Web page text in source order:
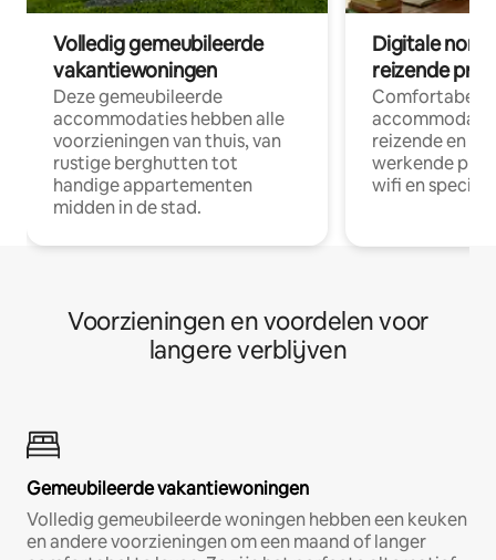
Volledig gemeubileerde
vakantiewoningen
Deze gemeubileerde
accommodaties hebben alle
voorzieningen van thuis, van
rustige berghutten tot
handige appartementen
midden in de stad.
Digitale
reizende
Comfortabele
reizende en
werkende
wifi en
Voorzieningen en voordelen voor
langere verblijven
Gemeubileerde vakantiewoningen
Volledig gemeubileerde woningen hebben een keuken
en andere voorzieningen om een maand of langer